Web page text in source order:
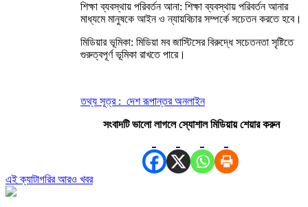
শিক্ষা ব্যবস্থায় পরিবর্তন আনা: শিক্ষা ব্যবস্থায় পরিবর্তন আনার
মাধ্যমে মানুষকে আইন ও ন্যায়বিচার সম্পর্কে সচেতন করতে হবে।
মিডিয়ার ভূমিকা: মিডিয়া মব জাস্টিসের বিরুদ্ধে সচেতনতা সৃষ্টিতে
গুরুত্বপূর্ণ ভূমিকা রাখতে পারে।
তথ্য সূত্র : দেশ রূপান্তর অনলাইন
সংবাদটি ভালো লাগলে স্যোশাল মিডিয়ায় শেয়ার করুন
এই ক্যাটাগরির আরও খবর